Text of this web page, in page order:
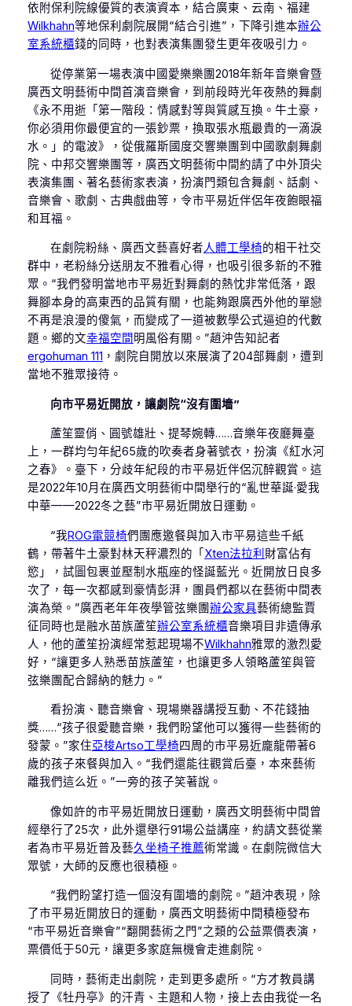
依附保利院線優質的表演資本，結合廣東、云南、福建
Wilkhahn等地保利劇院展開“結合引進”，下降引進本辦公
室系統櫃錢的同時，也對表演集團發生更年夜吸引力。
從停業第一場表演中國愛樂樂團2018年新年音樂會暨
廣西文明藝術中間首演音樂會，到前段時光年夜熱的舞劇
《永不用逝「第一階段：情感對等與質感互換。牛土豪，
你必須用你最便宜的一張鈔票，換取張水瓶最貴的一滴淚
水。」的電波》，從俄羅斯國度交響樂團到中國歌劇舞劇
院、中邦交響樂團等，廣西文明藝術中間約請了中外頂尖
表演集團、著名藝術家表演，扮演門類包含舞劇、話劇、
音樂會、歌劇、古典戲曲等，令市平易近伴侶年夜飽眼福
和耳福。
在劇院粉絲、廣西文藝喜好者人體工學椅的相干社交
群中，老粉絲分送朋友不雅看心得，也吸引很多新的不雅
眾。“我們發明當地市平易近對舞劇的熱忱非常低落，跟
舞腳本身的高東西的品質有關，也能夠跟廣西外他的單戀
不再是浪漫的傻氣，而變成了一道被數學公式逼迫的代數
題。鄉的文幸福空間明風俗有關。”趙沖告知記者
ergohuman 111 ，劇院自開放以來展演了204部舞劇，遭到
當地不雅眾接待。
向市平易近開放，讓劇院“沒有圍墻”
蘆笙靈俏、圓號雄壯、提琴婉轉……音樂年夜廳舞臺
上，一群均勻年紀65歲的吹奏者身著號衣，扮演《紅水河
之春》。臺下，分歧年紀段的市平易近伴侶沉醉觀賞。這
是2022年10月在廣西文明藝術中間舉行的“亂世華誕·愛我
中華——2022冬之藝”市平易近開放日運動。
“我ROG電競椅們團應邀餐與加入市平易這些千紙
鶴，帶著牛土豪對林天秤濃烈的「 Xten法拉利 財富佔有
慾」，試圖包裹並壓制水瓶座的怪誕藍光。近開放日良多
次了，每一次都感到豪情彭湃，團員們都以在藝術中間表
演為榮。”廣西老年年夜學管弦樂團辦公家具藝術總監賈
征同時也是融水苗族蘆笙辦公室系統櫃音樂項目非遺傳承
人，他的蘆笙扮演經常惹起現場不Wilkhahn雅眾的激烈愛
好，“讓更多人熟悉苗族蘆笙，也讓更多人領略蘆笙與管
弦樂團配合歸納的魅力。”
看扮演、聽音樂會、現場樂器講授互動、不花錢抽
獎……“孩子很愛聽音樂，我們盼望他可以獲得一些藝術的
發蒙。”家住亞梭Artso工學椅四周的市平易近龐龍帶著6
歲的孩子來餐與加入。“我們還能往觀賞后臺，本來藝術
離我們這么近。”一旁的孩子笑著說。
像如許的市平易近開放日運動，廣西文明藝術中間曾
經舉行了25次，此外還舉行91場公益講座，約請文藝從業
者為市平易近普及藝久坐椅子推薦術常識。在劇院微信大
眾號，大師的反應也很積極。
“我們盼望打造一個沒有圍墻的劇院。”趙沖表現，除
了市平易近開放日的運動，廣西文明藝術中間積極發布
“市平易近音樂會”“翻開藝術之門”之類的公益票價表演，
票價低于50元，讓更多家庭無機會走進劇院。
同時，藝術走出劇院，走到更多處所。“方才教員講
授了《牡丹亭》的汗青、主題和人物，接上去由我從一名